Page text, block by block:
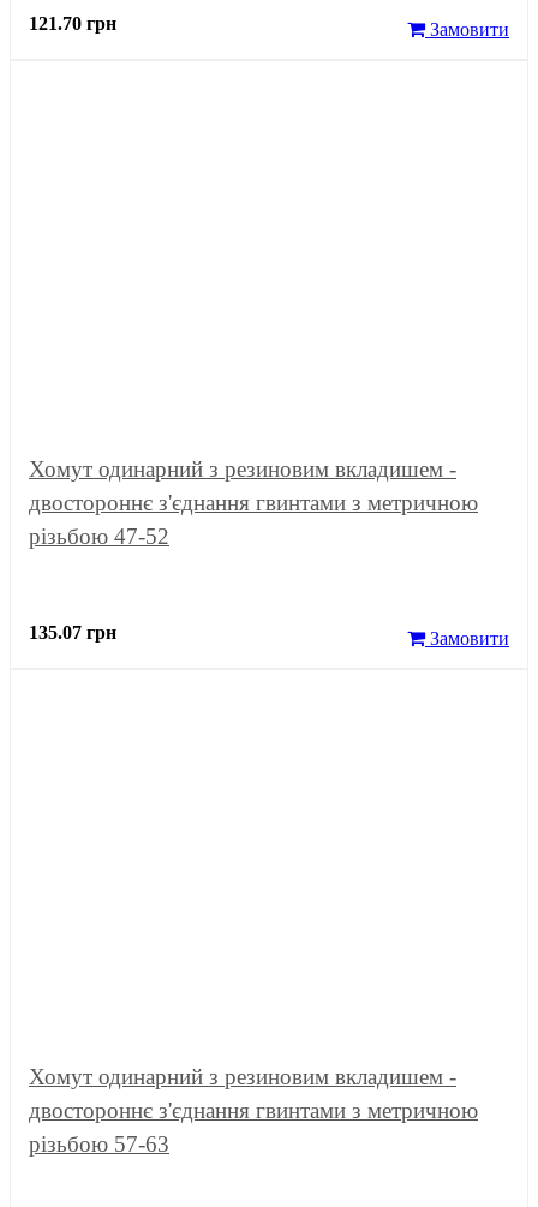
121.70 грн Замовити
Хомут одинарний з резиновим вкладишем -
двостороннє з'єднання гвинтами з метричною
різьбою 47-52
135.07 грн Замовити
Хомут одинарний з резиновим вкладишем -
двостороннє з'єднання гвинтами з метричною
різьбою 57-63